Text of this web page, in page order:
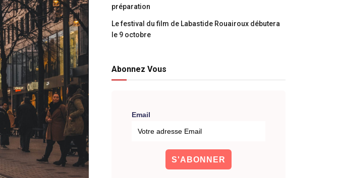
préparation
Le festival du film de Labastide Rouairoux débutera
le 9 octobre
Abonnez Vous
Email